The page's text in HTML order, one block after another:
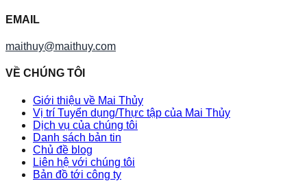
EMAIL
maithuy@maithuy.com
VỀ CHÚNG TÔI
Giới thiệu về Mai Thủy
Vị trí Tuyển dụng/Thực tập của Mai Thủy
Dịch vụ của chúng tôi
Danh sách bản tin
Chủ đề blog
Liên hệ với chúng tôi
Bản đồ tới công ty